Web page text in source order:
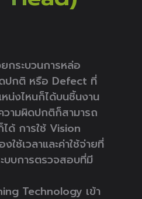
กระบวนการหล่อ
ปกติ หรือ Defect ที่
น่งไหนก็ได้บนชิ้นงาน
ามผิดปกติก็สามารถ
ด้ การใช้ Vision
ใช้เวลาและค่าใช้จ่ายที่
บบการตรวจสอบที่มี
Technology เข้า